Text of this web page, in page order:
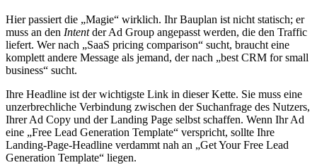
Hier passiert die „Magie“ wirklich. Ihr Bauplan ist nicht statisch; er
muss an den Intentder Ad Group angepasst werden, die den Traffic
liefert. Wer nach „SaaS pricing comparison“ sucht, braucht eine
komplett andere Message als jemand, der nach „best CRM for small
business“ sucht.
Ihre Headline ist der wichtigste Link in dieser Kette. Sie muss eine
unzerbrechliche Verbindung zwischen der Suchanfrage des Nutzers,
Ihrer Ad Copy und der Landing Page selbst schaffen. Wenn Ihr Ad
eine „Free Lead Generation Template“ verspricht, sollte Ihre
Landing-Page-Headline verdammt nah an „Get Your Free Lead
Generation Template“ liegen.